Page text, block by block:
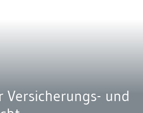
Versicherungs- und